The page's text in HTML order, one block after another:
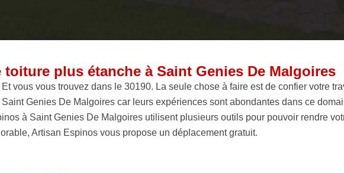
toiture plus étanche à Saint Genies De Malgoires
vous vous trouvez dans le 30190. La seule chose à faire est de confier votre
Genies De Malgoires car leurs expériences sont abondantes dans ce
à Saint Genies De Malgoires utilisent plusieurs outils pour pouvoir rendre
Artisan Espinos vous propose un déplacement gratuit.